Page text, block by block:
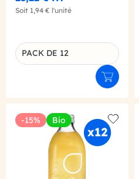
Soit 1,94 € l'unité
Déclinaison du produit
PACK DE 12
Ajouter
-15% Bio
Add to